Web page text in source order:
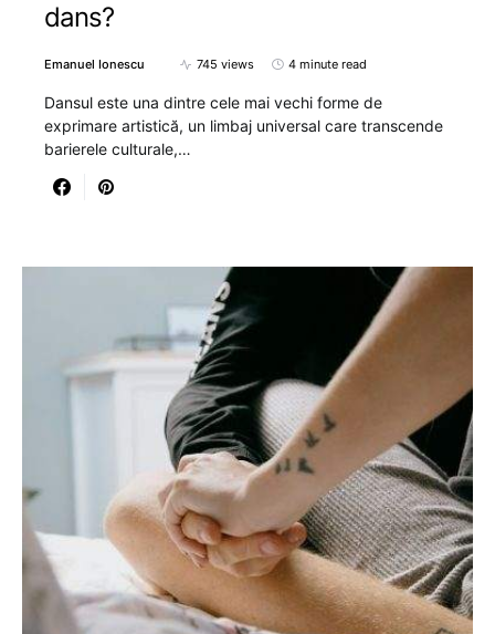
dans?
Emanuel Ionescu 745 views 4 minute read
Dansul este una dintre cele mai vechi forme de
exprimare artistică, un limbaj universal care transcende
barierele culturale,…